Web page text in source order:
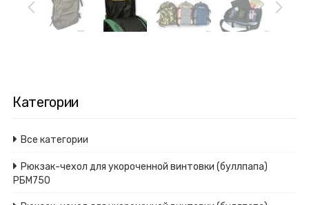
Категории
Все категории
Рюкзак-чехол для укороченной винтовки (буллпапа)
РБМ750